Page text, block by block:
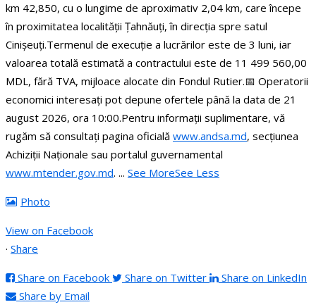
km 42,850, cu o lungime de aproximativ 2,04 km, care începe
în proximitatea localității Țahnăuți, în direcția spre satul
Cinișeuți.Termenul de execuție a lucrărilor este de 3 luni, iar
valoarea totală estimată a contractului este de 11 499 560,00
MDL, fără TVA, mijloace alocate din Fondul Rutier.📅 Operatorii
economici interesați pot depune ofertele până la data de 21
august 2026, ora 10:00.Pentru informații suplimentare, vă
rugăm să consultați pagina oficială www.andsa.md, secțiunea
Achiziții Naționale sau portalul guvernamental
www.mtender.gov.md. ... See MoreSee Less
Photo
View on Facebook
· Share
Share on Facebook Share on Twitter
Share on LinkedIn
Share by Email